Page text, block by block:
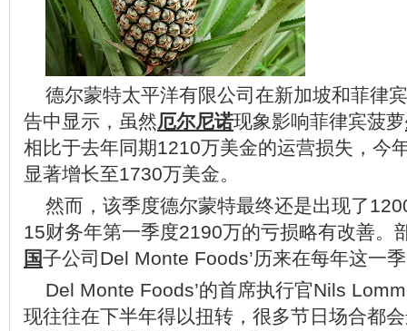
德尔蒙特太平洋有限公司在新加坡和菲律
告中显示，虽然厄尔尼诺现象影响菲律宾菠萝
相比于去年同期1210万美金的运营损失，今
显著增长至1730万美金。
然而，该季度德尔蒙特最终还是出现了
15财务年第一季度2190万的亏损略有改善。
国子公司Del Monte Foods’历来在每年这一
Del Monte Foods’的首席执行官Nils
现往往在下半年得以扭转，很多节日场合都